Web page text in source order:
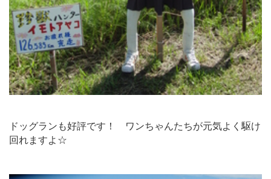
ドッグランも好評です！ ワンちゃんたちが元気よく駆け
回れますよ☆